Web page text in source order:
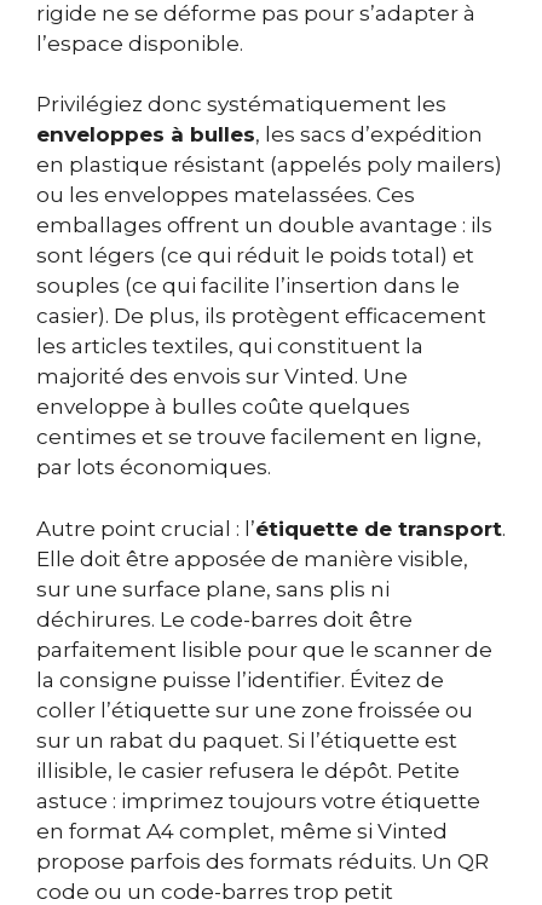
rigide ne se déforme pas pour s’adapter à
l’espace disponible.
Privilégiez donc systématiquement les
enveloppes à bulles, les sacs d’expédition
en plastique résistant (appelés poly mailers)
ou les enveloppes matelassées. Ces
emballages offrent un double avantage : ils
sont légers (ce qui réduit le poids total) et
souples (ce qui facilite l’insertion dans le
casier). De plus, ils protègent efficacement
les articles textiles, qui constituent la
majorité des envois sur Vinted. Une
enveloppe à bulles coûte quelques
centimes et se trouve facilement en ligne,
par lots économiques.
Autre point crucial : l’étiquette de transport.
Elle doit être apposée de manière visible,
sur une surface plane, sans plis ni
déchirures. Le code-barres doit être
parfaitement lisible pour que le scanner de
la consigne puisse l’identifier. Évitez de
coller l’étiquette sur une zone froissée ou
sur un rabat du paquet. Si l’étiquette est
illisible, le casier refusera le dépôt. Petite
astuce : imprimez toujours votre étiquette
en format A4 complet, même si Vinted
propose parfois des formats réduits. Un QR
code ou un code-barres trop petit